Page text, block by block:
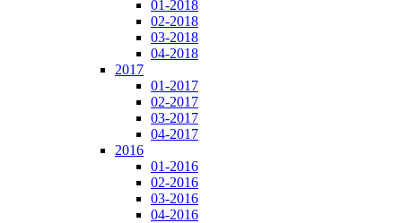
01-2018
02-2018
03-2018
04-2018
2017
01-2017
02-2017
03-2017
04-2017
2016
01-2016
02-2016
03-2016
04-2016